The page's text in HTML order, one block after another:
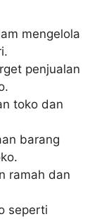
mengelola
penjualan
toko dan
barang
ramah dan
seperti